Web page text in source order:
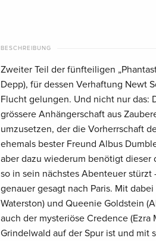
BESCHREIBUNG
Zweiter Teil der fünfteiligen
Depp), für dessen Verhaftung Newt
Flucht gelungen. Und nicht nur das:
grössere Anhängerschaft aus
umzusetzen, der die Vorherrschaft
ehemals bester Freund Albus
aber dazu wiederum benötigt dieser
so in sein nächstes Abenteuer stürzt
genauer gesagt nach Paris. Mit
Waterston) und Queenie Goldstein
auch der mysteriöse Credence
Grindelwald auf der Spur ist und mit